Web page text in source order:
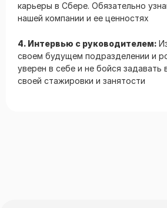
карьеры в Сбере. Обязательно
нашей компании и ее ценностях
4. Интервью с руководителем:
своем будущем подразделении и
уверен в себе и не бойся
своей стажировки и занятости